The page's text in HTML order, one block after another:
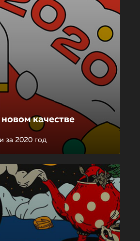
качестве
за 2020 год